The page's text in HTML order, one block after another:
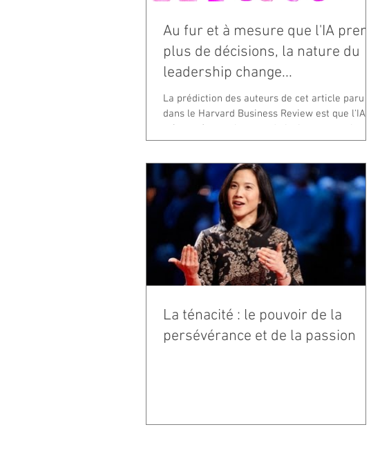
Au fur et à mesure que l'IA prend
plus de décisions, la nature du
leadership change...
La prédiction des auteurs de cet article paru
dans le Harvard Business Review est que l'IA
mènera à une plus grande insistance sur les...
La ténacité : le pouvoir de la
persévérance et de la passion